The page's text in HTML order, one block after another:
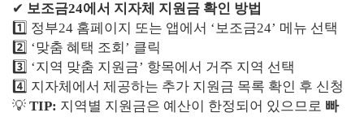
✔ 보조금24에서 지자체 지원금 확인 방법
1️⃣ 정부24 홈페이지 또는 앱에서 ‘보조금24’ 메뉴 선택
2️⃣ ‘맞춤 혜택 조회’ 클릭
3️⃣ ‘지역 맞춤 지원금’ 항목에서 거주 지역 선택
4️⃣ 지자체에서 제공하는 추가 지원금 목록 확인 후 신청
💡 TIP: 지역별 지원금은 예산이 한정되어 있으므로 빠